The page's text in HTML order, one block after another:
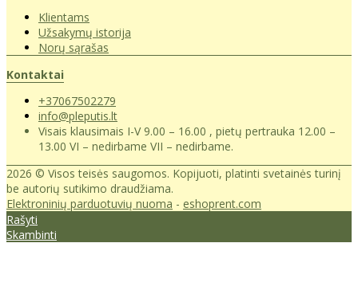
Klientams
Užsakymų istorija
Norų sąrašas
Kontaktai
+37067502279
info@pleputis.lt
Visais klausimais I-V 9.00 – 16.00 , pietų pertrauka 12.00 –
13.00 VI – nedirbame VII – nedirbame.
2026 © Visos teisės saugomos. Kopijuoti, platinti svetainės turinį
be autorių sutikimo draudžiama.
Elektroninių parduotuvių nuoma - eshoprent.com
Rašyti
Skambinti